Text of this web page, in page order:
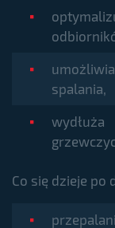
spalania,
Co się dzieje po